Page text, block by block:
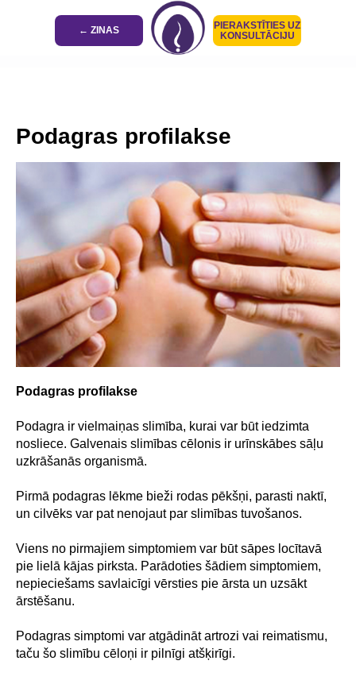
← ZINAS
PIERAKSTĪTIES UZ
KONSULTĀCIJU
Podagras profilakse
Podagras profilakse
Podagra ir vielmaiņas slimība, kurai var būt iedzimta
nosliece. Galvenais slimības cēlonis ir urīnskābes sāļu
uzkrāšanās organismā.
Pirmā podagras lēkme bieži rodas pēkšņi, parasti naktī,
un cilvēks var pat nenojaut par slimības tuvošanos.
Viens no pirmajiem simptomiem var būt sāpes locītavā
pie lielā kājas pirksta. Parādoties šādiem simptomiem,
nepieciešams savlaicīgi vērsties pie ārsta un uzsākt
ārstēšanu.
Podagras simptomi var atgādināt artrozi vai reimatismu,
taču šo slimību cēloņi ir pilnīgi atšķirīgi.